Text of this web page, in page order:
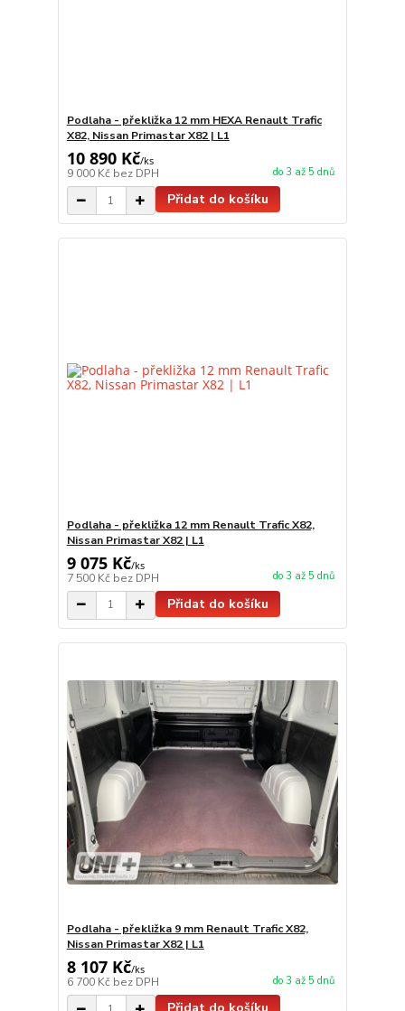
Podlaha - překližka 12 mm HEXA Renault Trafic
X82, Nissan Primastar X82 | L1
10 890 Kč/ks
9 000 Kč bez DPH do 3 až 5 dnů
Přidat do košíku
Podlaha - překližka 12 mm Renault Trafic X82,
Nissan Primastar X82 | L1
9 075 Kč/ks
7 500 Kč bez DPH do 3 až 5 dnů
Přidat do košíku
Podlaha - překližka 9 mm Renault Trafic X82,
Nissan Primastar X82 | L1
8 107 Kč/ks
6 700 Kč bez DPH do 3 až 5 dnů